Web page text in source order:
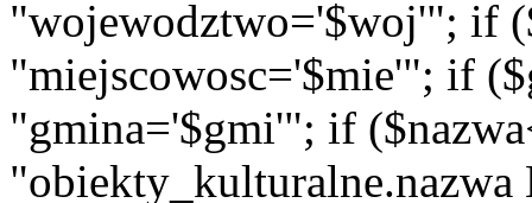
"wojewodztwo='$woj'"; if
"miejscowosc='$mie'"; if
"gmina='$gmi'"; if